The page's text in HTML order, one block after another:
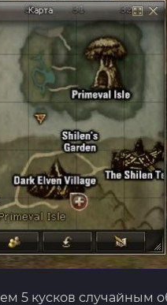
5 кусков случайным